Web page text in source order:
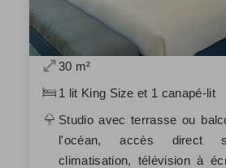
30 m²
1 lit King Size et 1 canapé-lit
Studio avec terrasse ou
l'océan, accès direct
climatisation, télévision à